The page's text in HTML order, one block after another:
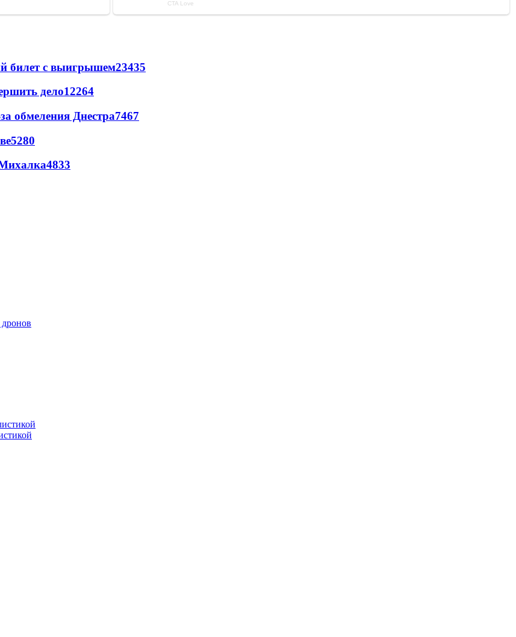
билет с выигрышем23435
дело12264
обмеления Днестра7467
5280
4833